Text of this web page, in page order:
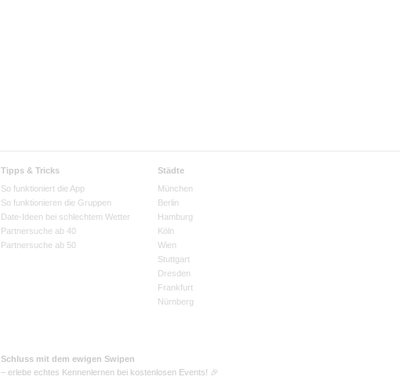
Tipps & Tricks
So funktioniert die App
So funktionieren die Gruppen
Date-Ideen bei schlechtem Wetter
Partnersuche ab 40
Partnersuche ab 50
Städte
München
Berlin
Hamburg
Köln
Wien
Stuttgart
Dresden
Frankfurt
Nürnberg
Schluss mit dem ewigen Swipen
– erlebe echtes Kennenlernen bei kostenlosen Events! 🎉